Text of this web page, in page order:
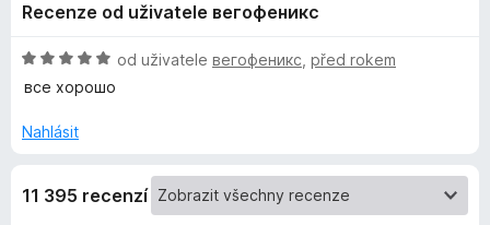
e
F
o
x
d
o
p
l
,
z
5
Recenze od uživatele вегофеникс
H
o
n
e
od uživatele вегофеникс před rokem
все хорошо
Nahlásit
11 395 recenzí